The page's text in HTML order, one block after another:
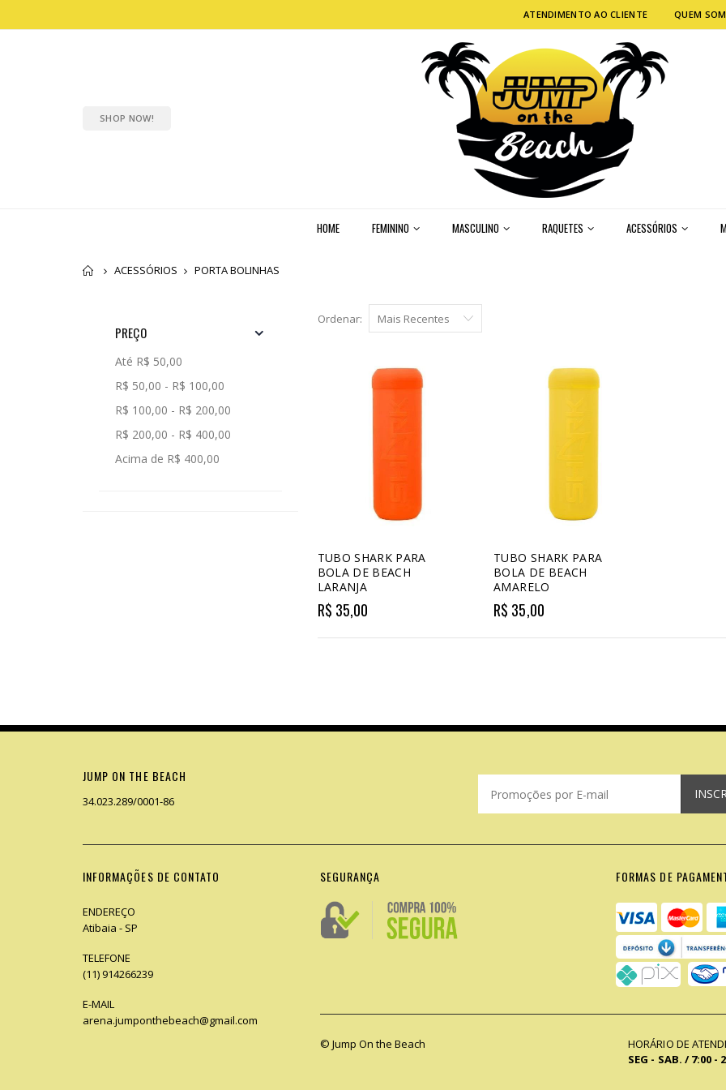
ATENDIMENTO AO CLIENTE QUEM
SHOP NOW!
HOME FEMININO MASCULINO RAQUETES ACESSÓRIOS
Home
ACESSÓRIOS PORTA BOLINHAS
PREÇO
Até R$ 50,00
R$ 50,00 - R$ 100,00
R$ 100,00 - R$ 200,00
R$ 200,00 - R$ 400,00
Acima de R$ 400,00
Ordenar:
TUBO SHARK PARA
BOLA DE BEACH
LARANJA
R$ 35,00
TUBO SHARK PARA
BOLA DE BEACH
AMARELO
R$ 35,00
JUMP ON THE BEACH
34.023.289/0001-86
INFORMAÇÕES DE CONTATO
ENDEREÇO
Atibaia - SP
TELEFONE
(11) 914266239
E-MAIL
arena.jumponthebeach@gmail.com
SEGURANÇA FORMAS DE
© Jump On the Beach
HORÁRIO DE
SEG - SAB. / 7:00 -